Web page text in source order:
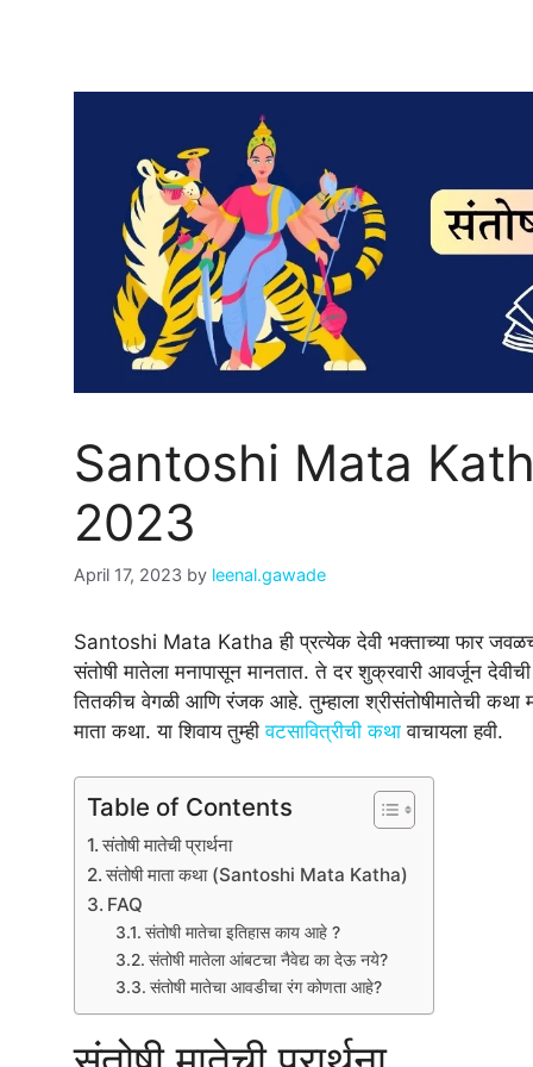
Santoshi Mata
2023
April 17, 2023 by leenal.gawade
Santoshi Mata Katha ही प्रत्येक देवी भक्ताच्या फार
संतोषी मातेला मनापासून मानतात. ते दर शुक्रवारी आवर्जून
तितकीच वेगळी आणि रंजक आहे. तुम्हाला श्रीसंतोषीमातेची
माता कथा. या शिवाय तुम्हीवटसावित्रीची कथावाचायला हवी.
Table of Contents
संतोषी मातेची प्रार्थना
संतोषी माता कथा (Santoshi Mata Katha)
FAQ
संतोषी मातेचा इतिहास काय आहे ?
संतोषी मातेला आंबटचा नैवेद्य का देऊ नये?
संतोषी मातेचा आवडीचा रंग कोणता आहे?